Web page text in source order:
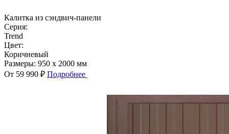
Калитка из сэндвич-панели
Серия:
Trend
Цвет:
Коричневый
Размеры: 950 x 2000 мм
От 59 990 ₽ Подробнее